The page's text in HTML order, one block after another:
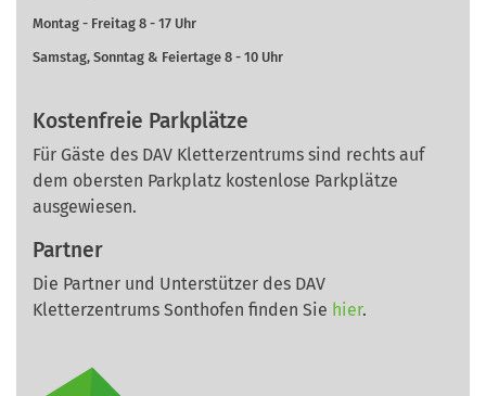
Montag - Freitag 8 - 17 Uhr
Samstag, Sonntag & Feiertage 8 - 10 Uhr
Kostenfreie Parkplätze
Für Gäste des DAV Kletterzentrums sind rechts auf
dem obersten Parkplatz kostenlose Parkplätze
ausgewiesen.
Partner
Die Partner und Unterstützer des DAV
Kletterzentrums Sonthofen finden Sie hier.